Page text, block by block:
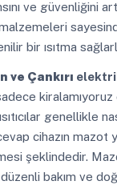
ve güvenliğini
bir ısıtma
ve Çankırı
kiralamıyoruz
genellikle
cihazın mazot
şeklindedir.
bakım ve